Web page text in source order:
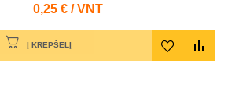
Kaina
0,25 € / VNT
Į KREPŠELĮ